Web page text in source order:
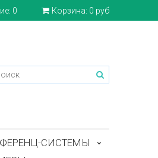
0 Корзина: 0 руб
СИСТЕМЫ